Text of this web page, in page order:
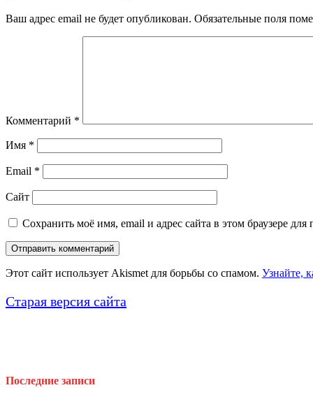
Ваш адрес email не будет опубликован. Обязательные поля
Комментарий *
Имя *
Email *
Сайт
Сохранить моё имя, email и адрес сайта в этом браузере
Этот сайт использует Akismet для борьбы со спамом. Узнайте,
Старая версия сайта
Последние записи